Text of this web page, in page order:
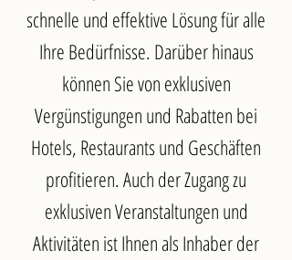
schnelle und effektive Lösung für alle
Ihre Bedürfnisse. Darüber hinaus
können Sie von exklusiven
Vergünstigungen und Rabatten bei
Hotels, Restaurants und Geschäften
profitieren. Auch der Zugang zu
exklusiven Veranstaltungen und
Aktivitäten ist Ihnen als Inhaber der